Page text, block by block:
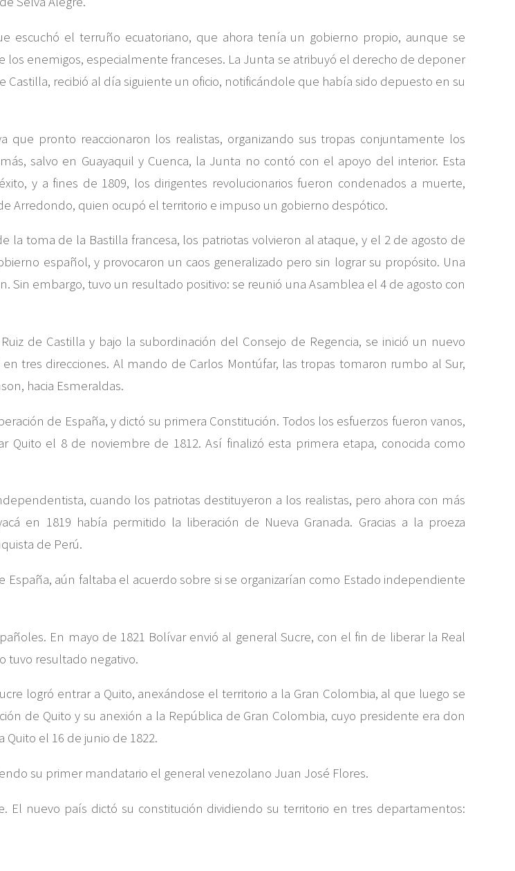
escuchó el terruño ecuatoriano, que ahora tenía un gobierno propio, aunque se
enemigos, especialmente franceses. La Junta se atribuyó el derecho de deponer
recibió al día siguiente un oficio, notificándole que había sido depuesto en su
pronto reaccionaron los realistas, organizando sus tropas conjuntamente los
salvo en Guayaquil y Cuenca, la Junta no contó con el apoyo del interior. Esta
y a fines de 1809, los dirigentes revolucionarios fueron condenados a muerte,
Arredondo, quien ocupó el territorio e impuso un gobierno despótico.
la toma de la Bastilla francesa, los patriotas volvieron al ataque, y el 2 de agosto de
español, y provocaron un caos generalizado pero sin lograr su propósito. Una
embargo, tuvo un resultado positivo: se reunió una Asamblea el 4 de agosto con
de Castilla y bajo la subordinación del Consejo de Regencia, se inició un nuevo
tres direcciones. Al mando de Carlos Montúfar, las tropas tomaron rumbo al Sur,
hacia Esmeraldas.
de España, y dictó su primera Constitución. Todos los esfuerzos fueron vanos,
Quito el 8 de noviembre de 1812. Así finalizó esta primera etapa, conocida como
cuando los patriotas destituyeron a los realistas, pero ahora con más
en 1819 había permitido la liberación de Nueva Granada. Gracias a la proeza
de Perú.
aún faltaba el acuerdo sobre si se organizarían como Estado independiente
En mayo de 1821 Bolívar envió al general Sucre, con el fin de liberar la Real
tuvo resultado negativo.
logró entrar a Quito, anexándose el territorio a la Gran Colombia, al que luego se
de Quito y su anexión a la República de Gran Colombia, cuyo presidente era don
el 16 de junio de 1822.
su primer mandatario el general venezolano Juan José Flores.
El nuevo país dictó su constitución dividiendo su territorio en tres departamentos: